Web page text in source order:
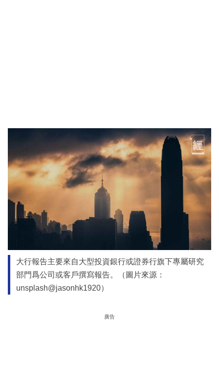
大行報告主要來自大型投資銀行或證券行旗下專屬研究
部門爲公司或客戶撰寫報告。（圖片來源：
unsplash@jasonhk1920）
廣告